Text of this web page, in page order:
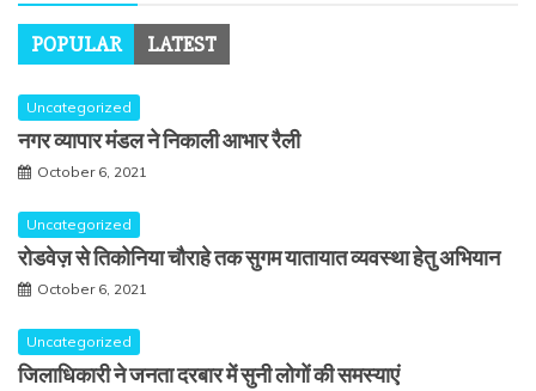
POPULAR LATEST
Uncategorized
नगर व्यापार मंडल ने निकाली आभार रैली
October 6, 2021
Uncategorized
रोडवेज़ से तिकोनिया चौराहे तक सुगम यातायात व्यवस्था हेतु अभियान
October 6, 2021
Uncategorized
जिलाधिकारी ने जनता दरबार में सुनी लोगों की समस्याएं